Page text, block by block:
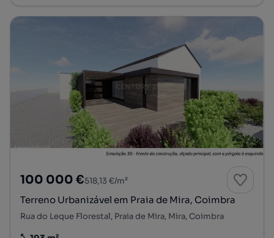
100 000 €518,13 €/m²
Terreno Urbanizável em Praia de Mira, Coimbra
Rua do Leque Florestal, Praia de Mira, Mira, Coimbra